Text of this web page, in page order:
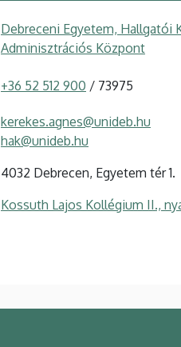
Debreceni Egyetem, Hallgatói
Adminisztrációs Központ
+36 52 512 900 / 73975
kerekes.agnes@unideb.hu
hak@unideb.hu
4032 Debrecen, Egyetem tér 1.
Kossuth Lajos Kollégium II.,